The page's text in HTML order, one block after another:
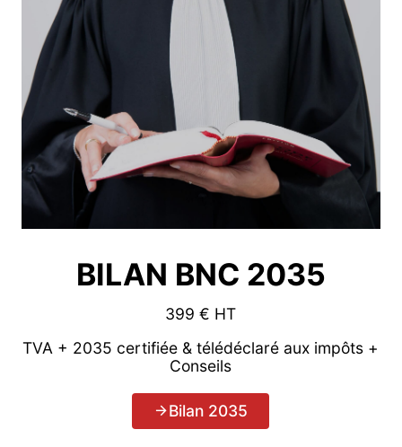
BILAN BNC 2035
399 € HT
TVA + 2035 certifiée & télédéclaré aux impôts +
Conseils
Bilan 2035